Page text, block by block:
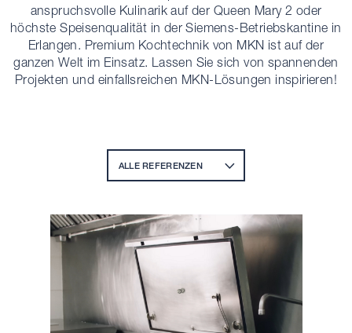
anspruchsvolle Kulinarik auf der Queen Mary 2 oder
höchste Speisenqualität in der Siemens-Betriebskantine in
Erlangen. Premium Kochtechnik von MKN ist auf der
ganzen Welt im Einsatz. Lassen Sie sich von spannenden
Projekten und einfallsreichen MKN-Lösungen inspirieren!
ALLE REFERENZEN